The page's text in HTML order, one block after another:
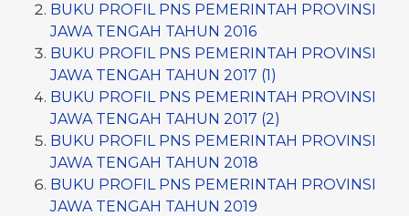
BUKU PROFIL PNS PEMERINTAH PROVINSI
JAWA TENGAH TAHUN 2016
BUKU PROFIL PNS PEMERINTAH PROVINSI
JAWA TENGAH TAHUN 2017 (1)
BUKU PROFIL PNS PEMERINTAH PROVINSI
JAWA TENGAH TAHUN 2017 (2)
BUKU PROFIL PNS PEMERINTAH PROVINSI
JAWA TENGAH TAHUN 2018
BUKU PROFIL PNS PEMERINTAH PROVINSI
JAWA TENGAH TAHUN 2019